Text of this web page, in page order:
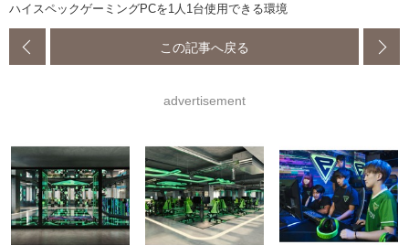
ハイスペックゲーミングPCを1人1台使用できる環境
この記事へ戻る
advertisement